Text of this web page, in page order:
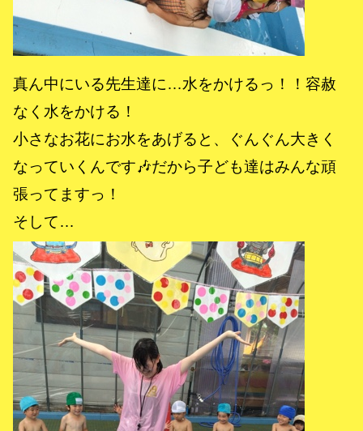
真ん中にいる先生達に…水をかけるっ！！容赦
なく水をかける！
小さなお花にお水をあげると、ぐんぐん大きく
なっていくんです🎶だから子ども達はみんな頑
張ってますっ！
そして…